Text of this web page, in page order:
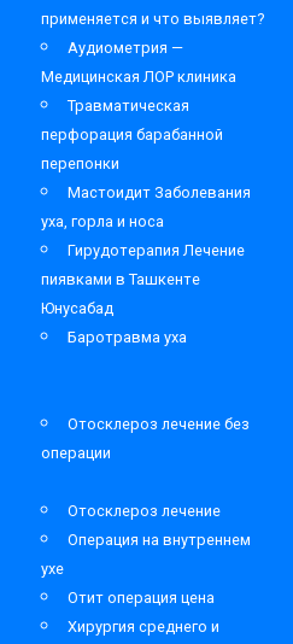
применяется и что выявляет?
Аудиометрия —
Медицинская ЛОР клиника
Травматическая
перфорация барабанной
перепонки
Мастоидит Заболевания
уха, горла и носа
Гирудотерапия Лечение
пиявками в Ташкенте
Юнусабад
Баротравма уха
Отосклероз лечение без
операции
Отосклероз лечение
Операция на внутреннем
ухе
Отит операция цена
Хирургия среднего и